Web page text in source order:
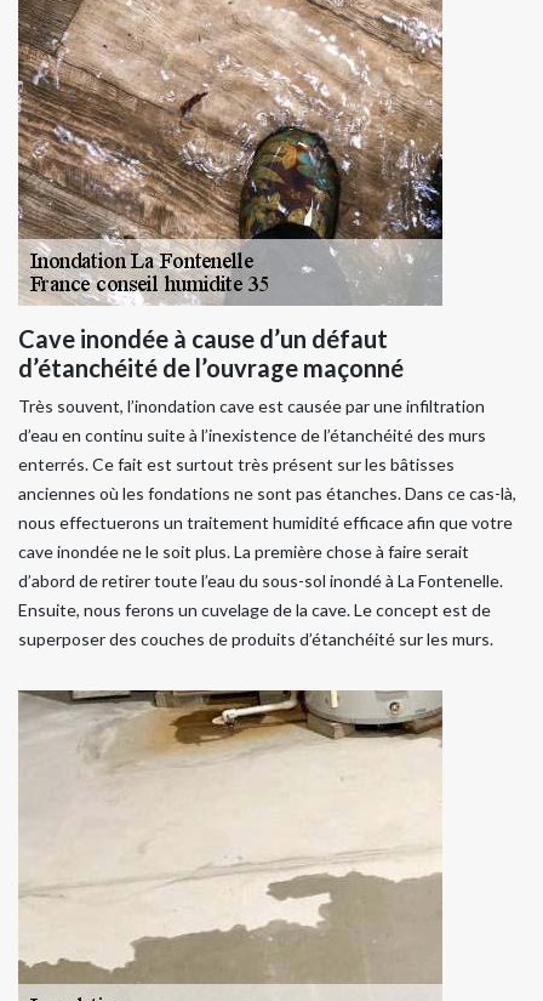
Cave inondée à cause d’un défaut
d’étanchéité de l’ouvrage maçonné
Très souvent, l’inondation cave est causée par une infiltration
d’eau en continu suite à l’inexistence de l’étanchéité des murs
enterrés. Ce fait est surtout très présent sur les bâtisses
anciennes où les fondations ne sont pas étanches. Dans ce cas-là,
nous effectuerons un traitement humidité efficace afin que votre
cave inondée ne le soit plus. La première chose à faire serait
d’abord de retirer toute l’eau du sous-sol inondé à La Fontenelle.
Ensuite, nous ferons un cuvelage de la cave. Le concept est de
superposer des couches de produits d’étanchéité sur les murs.